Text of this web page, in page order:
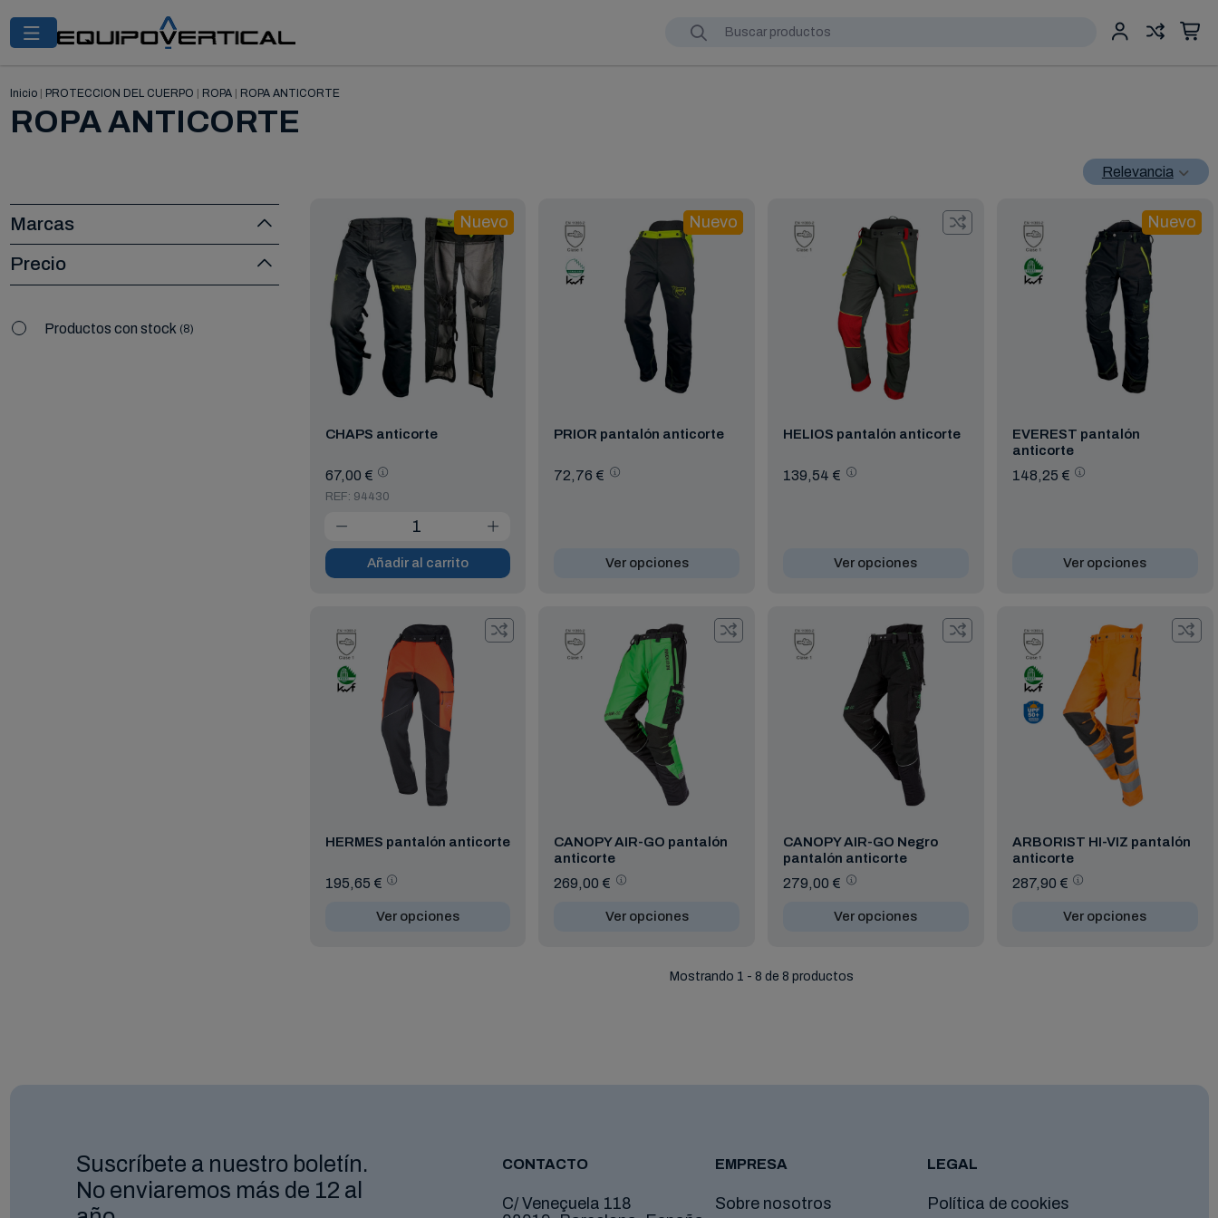
Inicio| PROTECCION DEL CUERPO | ROPA| ROPA ANTICORTE
ROPA ANTICORTE
Relevancia
Nuevo
CHAPS anticorte
67,00 €
REF: 94430
Añadir al carrito
Nuevo
PRIOR pantalón anticorte
72,76 €
Ver opciones
HELIOS pantalón anticorte
139,54 €
Ver opciones
Nuevo
EVEREST pantalón
anticorte
148,25 €
Ver opciones
HERMES pantalón anticorte
195,65 €
Ver opciones
CANOPY AIR-GO pantalón
anticorte
269,00 €
Ver opciones
CANOPY AIR-GO Negro
pantalón anticorte
279,00 €
Ver opciones
ARBORIST HI-VIZ pantalón
anticorte
287,90 €
Ver opciones
Mostrando 1 - 8 de 8 productos
Marcas
Precio
Productos con stock 8
Suscríbete a nuestro boletín.
No enviaremos más de 12 al
CONTACTO
C/ Veneçuela 118
EMPRESA
Sobre nosotros
LEGAL
Política de cookies